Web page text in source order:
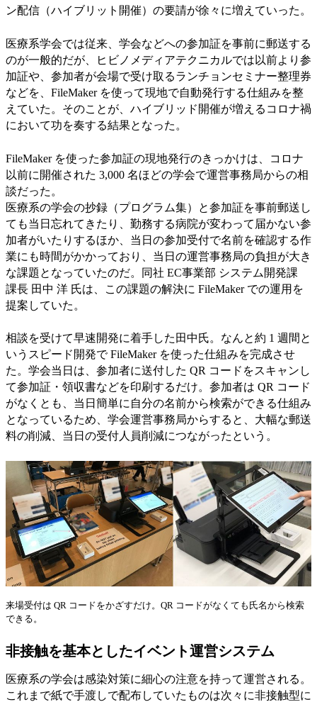
ン配信（ハイブリット開催）の要請が徐々に増えていった。
医療系学会では従来、学会などへの参加証を事前に郵送する
のが一般的だが、ヒビノメディアテクニカルでは以前より参
加証や、参加者が会場で受け取るランチョンセミナー整理券
などを、FileMaker を使って現地で自動発行する仕組みを整
えていた。そのことが、ハイブリッド開催が増えるコロナ禍
において功を奏する結果となった。
FileMaker を使った参加証の現地発行のきっかけは、コロナ
以前に開催された 3,000 名ほどの学会で運営事務局からの相
談だった。
医療系の学会の抄録（プログラム集）と参加証を事前郵送し
ても当日忘れてきたり、勤務する病院が変わって届かない参
加者がいたりするほか、当日の参加受付で名前を確認する作
業にも時間がかかっており、当日の運営事務局の負担が大き
な課題となっていたのだ。同社 EC事業部 システム開発課
課長 田中 洋 氏は、この課題の解決に FileMaker での運用を
提案していた。
相談を受けて早速開発に着手した田中氏。なんと約 1 週間と
いうスピード開発で FileMaker を使った仕組みを完成させ
た。学会当日は、参加者に送付した QR コードをスキャンし
て参加証・領収書などを印刷するだけ。参加者は QR コード
がなくとも、当日簡単に自分の名前から検索ができる仕組み
となっているため、学会運営事務局からすると、大幅な郵送
料の削減、当日の受付人員削減につながったという。
来場受付は QR コードをかざすだけ。QR コードがなくても氏名から検索
できる。
非接触を基本としたイベント運営システム
医療系の学会は感染対策に細心の注意を持って運営される。
これまで紙で手渡しで配布していたものは次々に非接触型に